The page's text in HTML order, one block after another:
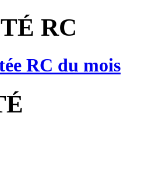
RC
RC du mois